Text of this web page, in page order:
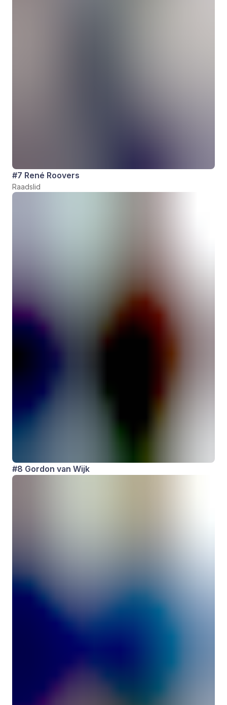
#7 René Roovers
Raadslid
#8 Gordon van Wijk